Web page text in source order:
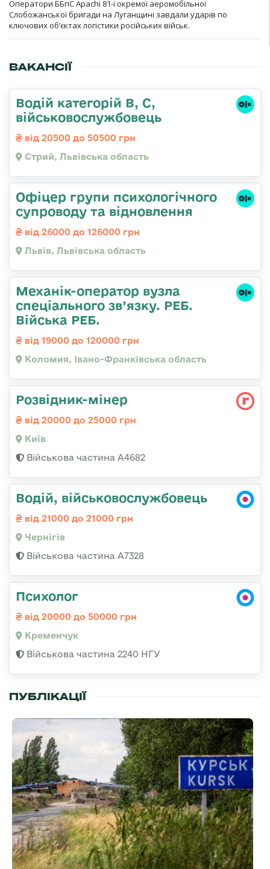
Оператори ББпС Apachi 81-ї окремої аеромобільної
Слобожанської бригади на Луганщині завдали ударів по
ключових об’єктах логістики російських військ.
ВАКАНСІЇ
Водій категорій B, C,
військовослужбовець
від 20500 до 50500 грн
Стрий, Львівська область
Офіцер групи психологічного
супроводу та відновлення
від 26000 до 126000 грн
Львів, Львівська область
Механік-оператор вузла
спеціального зв’язку. РЕБ.
Війська РЕБ.
від 19000 до 120000 грн
Коломия, Івано-Франківська область
Розвідник-мінер
від 20000 до 25000 грн
Київ
Військова частина А4682
Водій, військовослужбовець
від 21000 до 21000 грн
Чернігів
Військова частина А7328
Психолог
від 20000 до 50000 грн
Кременчук
Військова частина 2240 НГУ
ПУБЛІКАЦІЇ